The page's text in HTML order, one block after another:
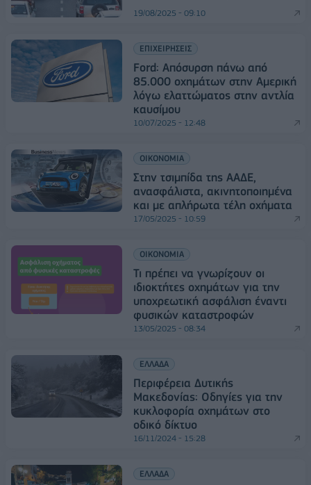
19/08/2025 - 09:10
ΕΠΙΧΕΙΡΗΣΕΙΣ
Ford: Απόσυρση πάνω από
85.000 οχημάτων στην Αμερική
λόγω ελαττώματος στην αντλία
καυσίμου
10/07/2025 - 12:48
ΟΙΚΟΝΟΜΙΑ
Στην τσιμπίδα της ΑΑΔΕ,
ανασφάλιστα, ακινητοποιημένα
και με απλήρωτα τέλη οχήματα
17/05/2025 - 10:59
ΟΙΚΟΝΟΜΙΑ
Τι πρέπει να γνωρίζουν οι
ιδιοκτήτες οχημάτων για την
υποχρεωτική ασφάλιση έναντι
φυσικών καταστροφών
13/05/2025 - 08:34
ΕΛΛΑΔΑ
Περιφέρεια Δυτικής
Μακεδονίας: Οδηγίες για την
κυκλοφορία οχημάτων στο
οδικό δίκτυο
16/11/2024 - 15:28
ΕΛΛΑΔΑ